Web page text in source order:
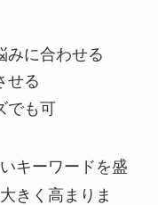
みに合わせる
せる
でも可
キーワードを盛
きく高まりま